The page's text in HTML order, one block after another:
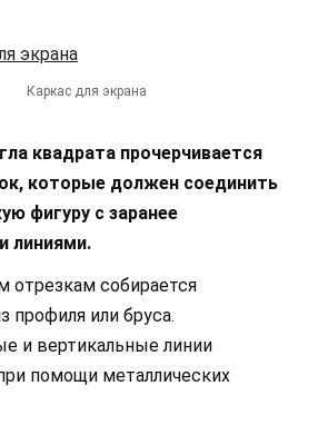
Каркас для экрана
квадрата прочерчивается
которые должен соединить
фигуру с заранее
линиями.
отрезкам собирается
профиля или бруса.
и вертикальные линии
помощи металлических